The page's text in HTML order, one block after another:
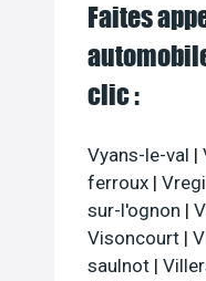
Faites
clic :
Vyans-le-val |
ferroux |
sur-l'ognon |
Visoncourt |
saulnot |